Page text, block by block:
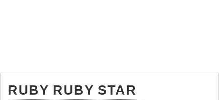
RUBY RUBY STAR